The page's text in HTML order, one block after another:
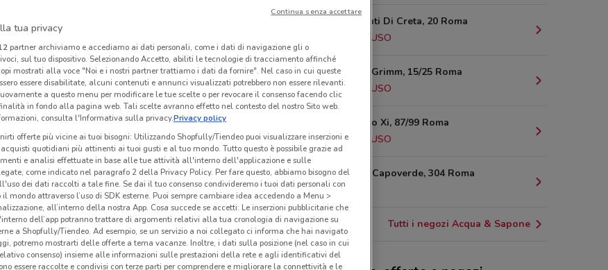
1.3 km
Via Dei Monti Di Creta, 20 Roma
CHIUSO
Via Fratelli Grimm, 15/25 Roma
4.2 km
CHIUSO
Via Gregorio Xi, 87/99 Roma
4.5 km
CHIUSO
Via Isole di Capoverde, 304 Roma
4.6 km
Tutti i negozi Acqua & Sapone
tua privacy
partner archiviamo e accediamo ai dati personali, come i dati di navigazione gli o
sul tuo dispositivo. Selezionando Accetto, abiliti le tecnologie di tracciamento affinché
mostrati alla voce "Noi e i nostri partner trattiamo i dati da fornire". Nel caso in cui queste
essere disabilitate, alcuni contenuti e annunci visualizzati potrebbero non essere rilevanti.
a questo menu per modificare le tue scelte o per revocare il consenso facendo clic
in fondo alla pagina web. Tali scelte avranno effetto nel contesto del nostro Sito web.
consulta l'Informativa sulla privacy.Privacy policy
offerte più vicine ai tuoi bisogni: Utilizzando Shopfully/Tiendeo puoi visualizzare inserzioni e
quotidiani più attinenti ai tuoi gusti e al tuo mondo. Tutto questo è possibile grazie ad
e analisi effettuate in base alle tue attività all'interno dell'applicazione e sulle
come indicato nel paragrafo 2 della Privacy Policy. Per fare questo, abbiamo bisogno del
dei dati raccolti a tale fine. Se dai il tuo consenso condivideremo i tuoi dati personali con
mondo attraverso l’uso di SDK esterne. Puoi sempre cambiare idea accedendo a Menu >
all’interno della nostra App. Cosa succede se accetti: Le inserzioni pubblicitarie che
dell’app potranno trattare di argomenti relativi alla tua cronologia di navigazione su
a Shopfully/Tiendeo. Ad esempio, se un servizio a noi collegato ci informa che hai navigato
potremo mostrarti delle offerte a tema vacanze. Inoltre, i dati sulla posizione (nel caso in cui
consenso) insieme alle informazioni sulle prestazioni della rete e agli identificativi del
essere raccolte e condivisi con terze parti per comprendere e migliorare la connettività e le
Continua senza accettare